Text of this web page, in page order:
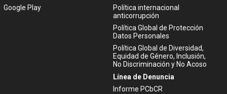
Google Play
Política internacional
anticorrupción
Política Global de Protección
Datos Personales
Política Global de Diversidad,
Equidad de Género, Inclusión,
No Discriminación y No Acoso
Línea de Denuncia
Informe PCbCR